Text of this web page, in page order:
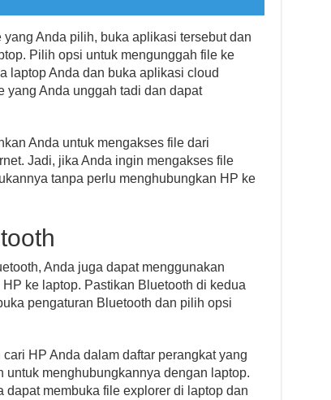
Anda pilih, buka aplikasi tersebut dan
Pilih opsi untuk mengunggah file ke
laptop Anda dan buka aplikasi cloud
yang Anda unggah tadi dan dapat
Anda untuk mengakses file dari
Jadi, jika Anda ingin mengakses file
tanpa perlu menghubungkan HP ke
Anda juga dapat menggunakan
ke laptop. Pastikan Bluetooth di kedua
pengaturan Bluetooth dan pilih opsi
HP Anda dalam daftar perangkat yang
menghubungkannya dengan laptop.
membuka file explorer di laptop dan